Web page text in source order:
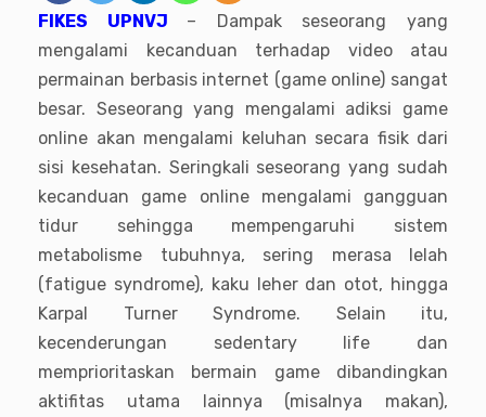
FIKES UPNVJ – Dampak seseorang yang
mengalami kecanduan terhadap video atau
permainan berbasis internet (game online) sangat
besar. Seseorang yang mengalami adiksi game
online akan mengalami keluhan secara fisik dari
sisi kesehatan. Seringkali seseorang yang sudah
kecanduan game online mengalami gangguan
tidur sehingga mempengaruhi sistem
metabolisme tubuhnya, sering merasa lelah
(fatigue syndrome), kaku leher dan otot, hingga
Karpal Turner Syndrome. Selain itu,
kecenderungan sedentary life dan
memprioritaskan bermain game dibandingkan
aktifitas utama lainnya (misalnya makan),